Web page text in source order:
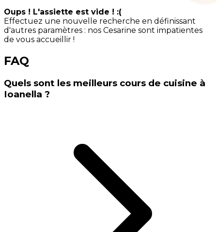
Oups ! L'assiette est vide ! :(
Effectuez une nouvelle recherche en définissant
d'autres paramètres : nos Cesarine sont impatientes
de vous accueillir !
FAQ
Quels sont les meilleurs cours de cuisine à
Ioanella ?